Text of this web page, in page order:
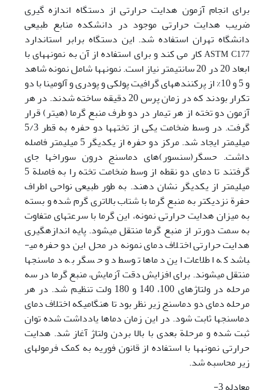
برای انجام آزمون هدایت حرارتی از دستگاه اندازه گیری
ضریب هدایت حرارتی موجود در دانشکده منابع طبیعی
دانشگاه تهران استفاده شد. این دستگاه برابر استاندارد
ASTM C177 کار می کند و برای استفاده از آن به نمونه­های با
ابعاد 20 در 20 سانتی­متر نیاز است. نمونه­ها شامل نمونه شاهد
و 5 و 10% از پرکننده­های گرافیت پولکی و پودری و آلومینا با دو
تکرار بودند که در زمان پرس 20 دقیقه ساخته شدند. در هر
آزمون دو تخته از هر تیمار در دو طرف منبع گرما (هیتر) قرار
گرفت. در وسط ضخامت یکی از تخته­ها دو حفره به قطر 5/3
میلیمتر ایجاد شد. مرکز دو حفره از یکدیگر 5 میلیمتر فاصله
داشت. حسگر(سنسور)های دماسنج درون سوراخ­ها جای
گرفتند تا دمای دو نقطه از وسط ضخامت تخته را به فاصلة 5
میلی­متر از یکدیگر نشان دهند. به طور طبیعی نواحی اطراف
حفرة نزدیک­تر به منبع گرما با شتاب بالاتری گرم شده و بسته
به میزان هدایت حرارتی نمونه، این گرما با سرعت­های متفاوت
به سمت دورتر از منبع گرما منتقل می­شود. پایه اندازه­گیری
هدایت حرارتی اختلاف دمای نمونه در محل این دو حفره می­
باشد که اطلاعات این دماها توسط دو حسگر به دماسنج­ها
منتقل می­شوند. برای افزایش دقت آزمایش، منبع گرما در سه
مرحله در ولتاژهای 100
، 140 و 180 ولت تنظیم شد. در هر
مرحله دمای دو دماسنج زیر نظر بود تا هنگامی­که اختلاف دمای
دماسنج­ها ثابت شود. در این زمان دماها یادداشت شده توان
ثبت شده و مرحلة بعدی با بالا بردن ولتاژ آغاز شد. هدایت
حرارتی نمونه­ها با استفاده از قانون فوریه به کمک فرمول­های
زیر محاسبه شد.